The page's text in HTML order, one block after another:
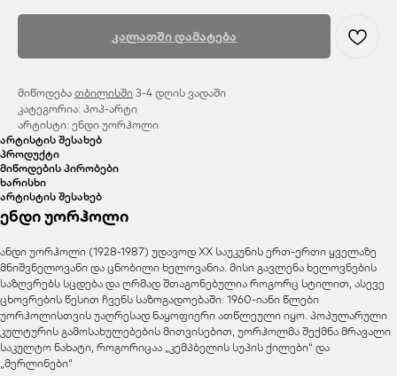
კალათში დამატება
მიწოდება თბილისში 3-4 დღის ვადაში
კატეგორია: პოპ-არტი
არტისტი: ენდი უორჰოლი
არტისტის შესახებ
პროდუქტი
მიწოდების პირობები
ხარისხი
არტისტის შესახებ
ენდი უორჰოლი
ანდი უორჰოლი (1928-1987) უდავოდ XX საუკუნის ერთ-ერთი ყველაზე
მნიშვნელოვანი და ცნობილი ხელოვანია. მისი გავლენა ხელოვნების
საზღვრებს სცდება და ღრმად შთაგონებულია როგორც სტილით, ასევე
ცხოვრების წესით ჩვენს საზოგადოებაში. 1960-იანი წლები
უორჰოლისთვის უაღრესად ნაყოფიერი ათწლეული იყო. პოპულარული
კულტურის გამოსახულებების მითვისებით, უორჰოლმა შექმნა მრავალი
საკულტო ნახატი, როგორიცაა „კემპბელის სუპის ქილები“ და
„მერლინები“